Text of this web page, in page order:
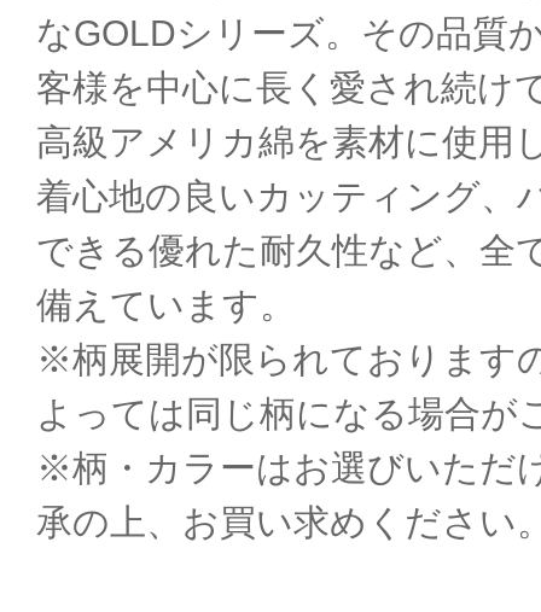
なGOLDシリーズ。その品質
客様を中心に長く愛され続け
高級アメリカ綿を素材に使用
着心地の良いカッティング、
できる優れた耐久性など、全
備えています。
※柄展開が限られております
よっては同じ柄になる場合が
※柄・カラーはお選びいただ
承の上、お買い求めください